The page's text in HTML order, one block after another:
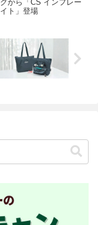
から「CS インフレー
ト」登場